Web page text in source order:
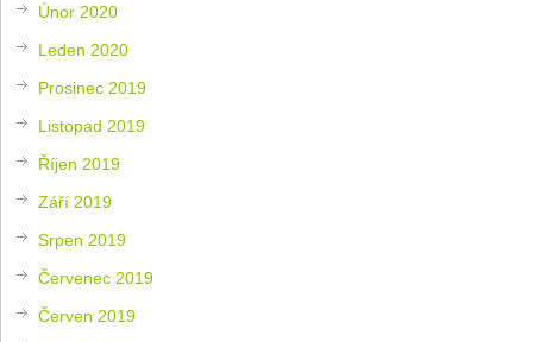
Únor 2020
Leden 2020
Prosinec 2019
Listopad 2019
Říjen 2019
Září 2019
Srpen 2019
Červenec 2019
Červen 2019